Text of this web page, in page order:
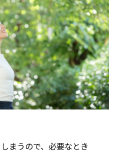
まうので、必要なとき